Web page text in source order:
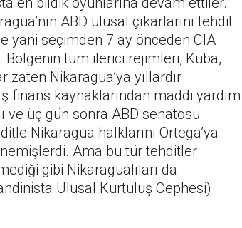
ABD ulusal çıkarlarını tehdit
yani seçimden 7 ay önceden CIA
Bölgenin tüm ilerici rejimleri, Küba,
Nikaragua’ya yıllardır
finans kaynaklarından maddi yardım
ve üç gün sonra ABD senatosu
Nikaragua halklarını Ortega’ya
Ama bu tür tehditler
gibi Nikaragualıları da
Ulusal Kurtuluş Cephesi)